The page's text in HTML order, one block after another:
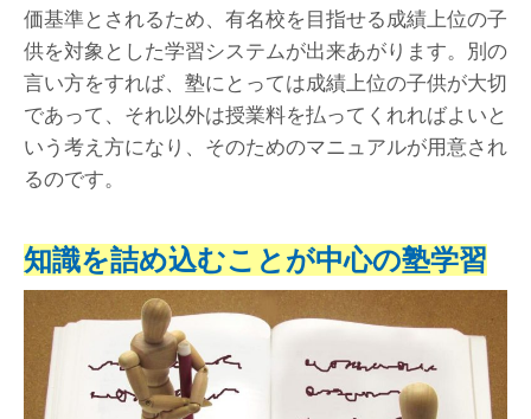
価基準とされるため、有名校を目指せる成績上位の子
供を対象とした学習システムが出来あがります。別の
言い方をすれば、塾にとっては成績上位の子供が大切
であって、それ以外は授業料を払ってくれればよいと
いう考え方になり、そのためのマニュアルが用意され
るのです。
知識を詰め込むことが中心の塾学習